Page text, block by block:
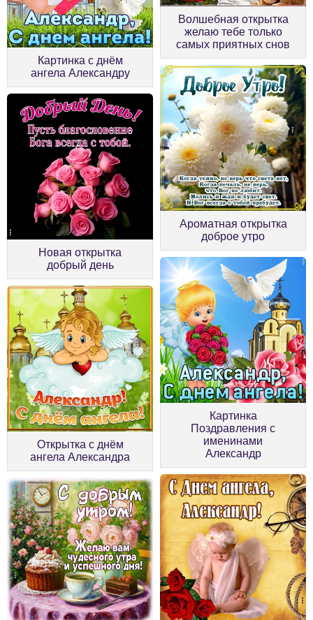
Картинка с днём
ангела Александру
Волшебная открытка
желаю тебе только
самых приятных снов
Новая открытка
добрый день
Ароматная открытка
доброе утро
Открытка с днём
ангела Александра
Картинка
Поздравления с
именинами
Александр